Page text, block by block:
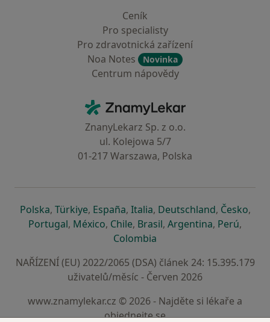
Ceník
Pro specialisty
Pro zdravotnická zařízení
Noa Notes
Novinka
Centrum nápovědy
ZnamyLekar - Hlavní stránka
ZnanyLekarz Sp. z o.o.
ul. Kolejowa 5/7
01-217 Warszawa, Polska
Polskase otevře v nové záložce
, Türkiyese otevře v nové záložce
, Españase otevře v nové záložce
, Italiase otevře v nové záložce
, Deutschlandse otevře v
, Českose
,
Portugalse otevře v nové záložce
, Méxicose otevře v nové záložce
, Chilese otevře v nové záložce
, Brasilse otevře v nové
, Argentinase otevře v
, Perúse
,
Colombia
NAŘÍZENÍ (EU) 2022/2065 (DSA) článek 24: 15.395.179
uživatelů/měsíc - Červen 2026
www.znamylekar.cz © 2026 - Najděte si lékaře a
objednejte se